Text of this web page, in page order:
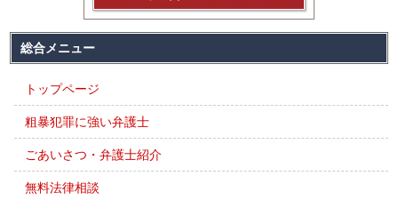
総合メニュー
トップページ
粗暴犯罪に強い弁護士
ごあいさつ・弁護士紹介
無料法律相談